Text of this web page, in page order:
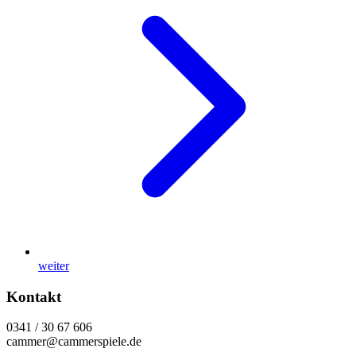
weiter
Kontakt
0341 / 30 67 606
cammer@cammerspiele.de